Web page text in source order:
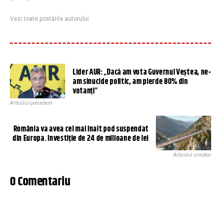
Vezi toate postările autorului
Lider AUR: „Dacă am vota Guvernul Veștea, ne-
am sinucide politic, am pierde 80% din
votanți”
Articolul precedent
România va avea cel mai înalt pod suspendat
din Europa. Investiție de 24 de milioane de lei
Articolul următor
0 Comentariu